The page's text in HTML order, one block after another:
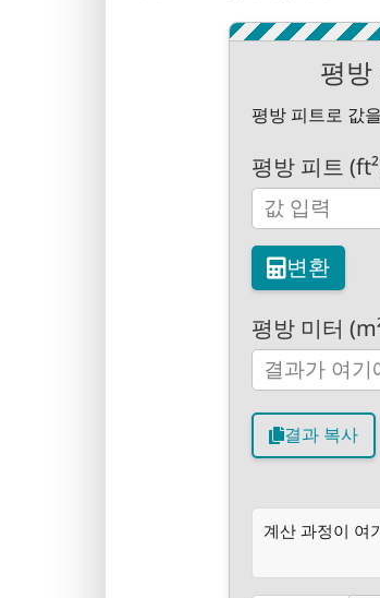
평방
평방 피트로 값
평방 피트
변환
평방 미터
결과 복사
계산 과정이 여